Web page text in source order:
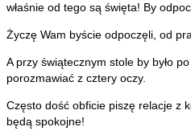
właśnie od tego są święta! By
Życzę Wam byście odpoczęli, od
A przy świątecznym stole by było
porozmawiać z cztery oczy.
Często dość obficie piszę relacje z
będą spokojne!